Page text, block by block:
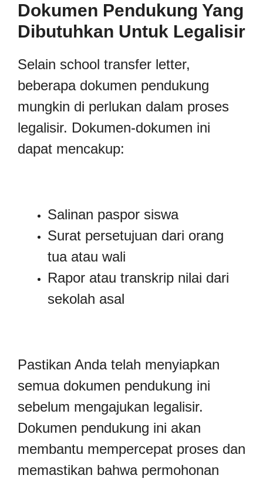
Dokumen Pendukung Yang
Dibutuhkan Untuk Legalisir
Selain school transfer letter,
beberapa dokumen pendukung
mungkin di perlukan dalam proses
legalisir. Dokumen-dokumen ini
dapat mencakup:
Salinan paspor siswa
Surat persetujuan dari orang
tua atau wali
Rapor atau transkrip nilai dari
sekolah asal
Pastikan Anda telah menyiapkan
semua dokumen pendukung ini
sebelum mengajukan legalisir.
Dokumen pendukung ini akan
membantu mempercepat proses dan
memastikan bahwa permohonan